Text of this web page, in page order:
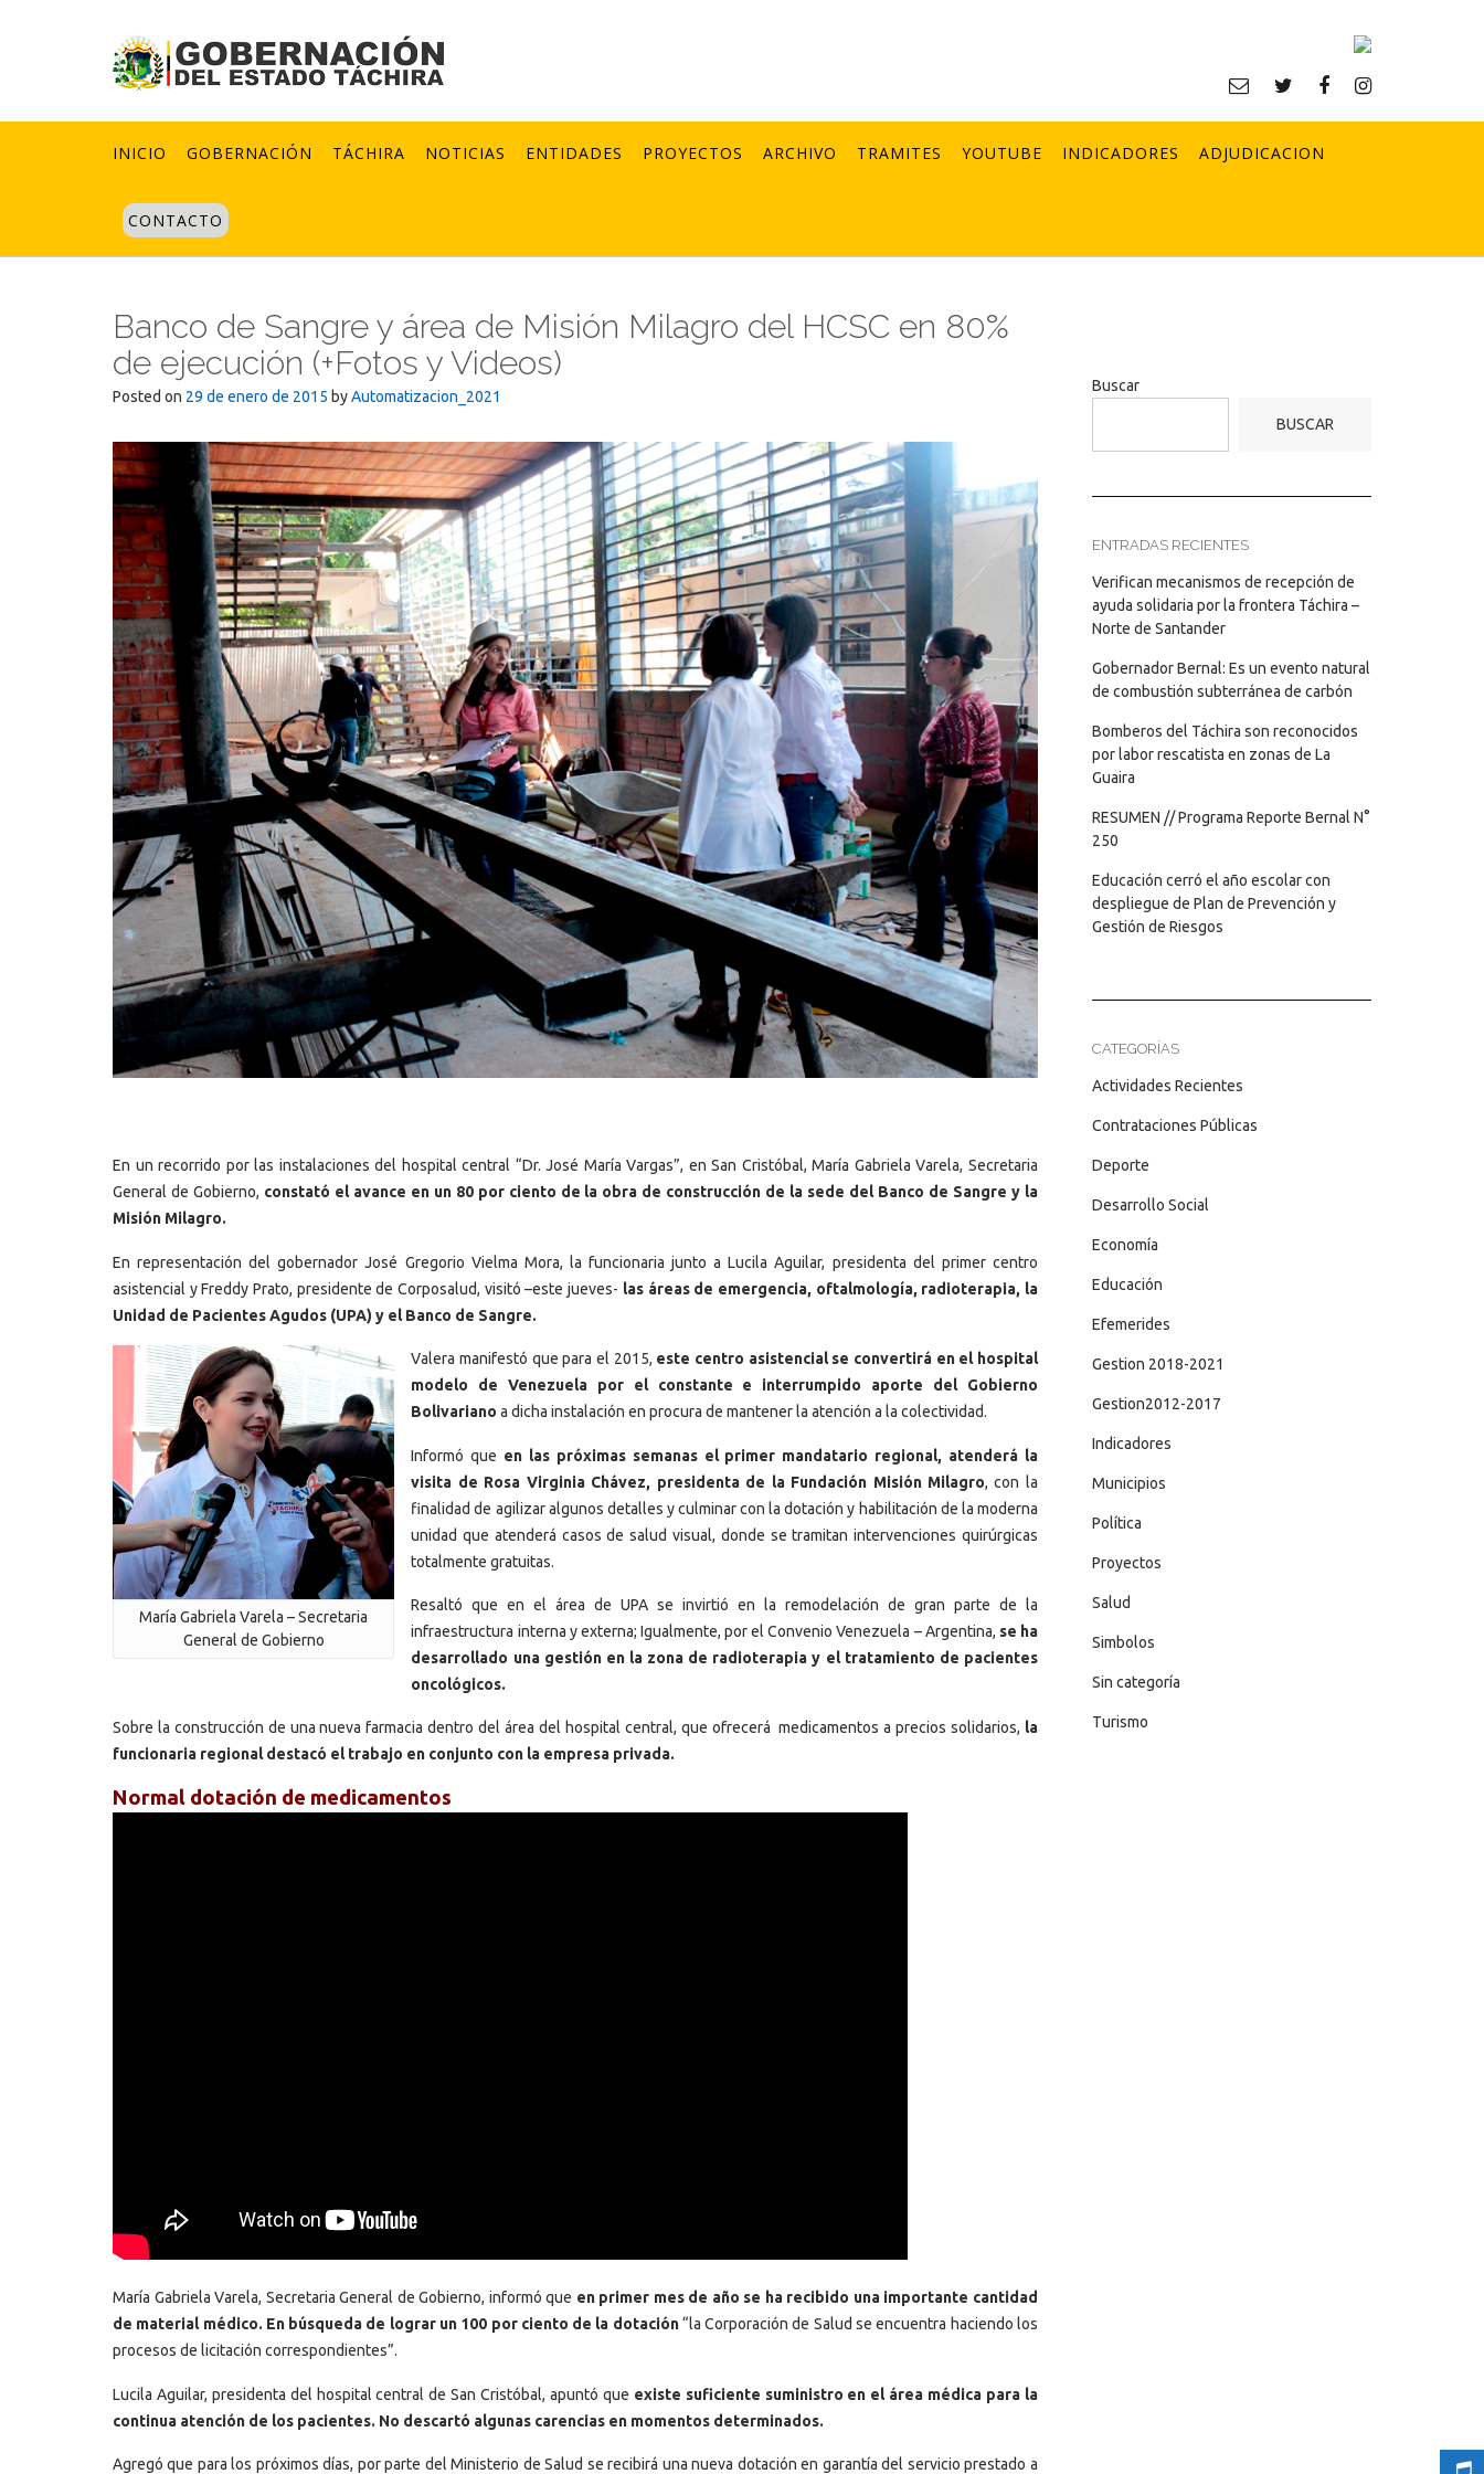
INICIO GOBERNACIÓN TÁCHIRA NOTICIAS ENTIDADES PROYECTOS ARCHIVO TRAMITES YOUTUBE INDICADORES ADJUDICACION
CONTACTO
Banco de Sangre y área de Misión Milagro del HCSC en 80%
de ejecución (+Fotos y Videos)
Posted on 29 de enero de 2015 byAutomatizacion_2021
En un recorrido por las instalaciones del hospital central “Dr. José María Vargas”, en San Cristóbal, María Gabriela Varela, Secretaria
General de Gobierno, constató el avance en un 80 por ciento de la obra de construcción de la sede del Banco de Sangre y la
Misión Milagro.
En representación del gobernador José Gregorio Vielma Mora, la funcionaria junto a Lucila Aguilar, presidenta del primer centro
asistencial y Freddy Prato, presidente de Corposalud, visitó –este jueves- las áreas de emergencia, oftalmología, radioterapia, la
Unidad de Pacientes Agudos (UPA) y el Banco de Sangre.
María Gabriela Varela – Secretaria
General de Gobierno
Valera manifestó que para el 2015, este centro asistencial se convertirá en el hospital
modelo de Venezuela por el constante e interrumpido aporte del Gobierno
Bolivariano a dicha instalación en procura de mantener la atención a la colectividad.
Informó que en las próximas semanas el primer mandatario regional, atenderá la
visita de Rosa Virginia Chávez, presidenta de la Fundación Misión Milagro, con la
finalidad de agilizar algunos detalles y culminar con la dotación y habilitación de la moderna
unidad que atenderá casos de salud visual, donde se tramitan intervenciones quirúrgicas
totalmente gratuitas.
Resaltó que en el área de UPA se invirtió en la remodelación de gran parte de la
infraestructura interna y externa; Igualmente, por el Convenio Venezuela – Argentina, se ha
desarrollado una gestión en la zona de radioterapia y el tratamiento de pacientes
oncológicos.
Sobre la construcción de una nueva farmacia dentro del área del hospital central, que ofrecerá medicamentos a precios solidarios, la
funcionaria regional destacó el trabajo en conjunto con la empresa privada.
Normal dotación de medicamentos
María Gabriela Varela, Secretaria General de Gobierno, informó que en primer mes de año se ha recibido una importante cantidad
de material médico. En búsqueda de lograr un 100 por ciento de la dotación“la Corporación de Salud se encuentra haciendo los
procesos de licitación correspondientes”.
Lucila Aguilar, presidenta del hospital central de San Cristóbal, apuntó que existe suficiente suministro en el área médica para la
continua atención de los pacientes. No descartó algunas carencias en momentos determinados.
Agregó que para los próximos días, por parte del Ministerio de Salud se recibirá una nueva dotación en garantía del servicio prestado a
Buscar
BUSCAR
ENTRADAS RECIENTES
Verifican mecanismos de recepción de
ayuda solidaria por la frontera Táchira –
Norte de Santander
Gobernador Bernal: Es un evento natural
de combustión subterránea de carbón
Bomberos del Táchira son reconocidos
por labor rescatista en zonas de La
Guaira
RESUMEN // Programa Reporte Bernal N°
250
Educación cerró el año escolar con
despliegue de Plan de Prevención y
Gestión de Riesgos
CATEGORÍAS
Actividades Recientes
Contrataciones Públicas
Deporte
Desarrollo Social
Economía
Educación
Efemerides
Gestion 2018-2021
Gestion2012-2017
Indicadores
Municipios
Política
Proyectos
Salud
Simbolos
Sin categoría
Turismo